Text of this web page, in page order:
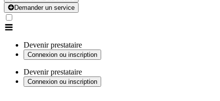
Demander un service
Devenir prestataire
Connexion ou inscription
Devenir prestataire
Connexion ou inscription